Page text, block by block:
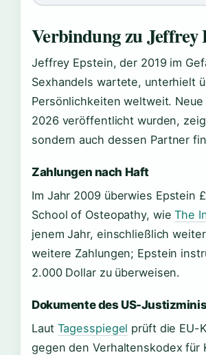
Verbindung zu Jeffrey
Jeffrey Epstein, der 2019 im
Sexhandels wartete, unterhielt
Persönlichkeiten weltweit.
2026 veröffentlicht wurden,
sondern auch dessen Partner
Zahlungen nach Haft
Im Jahr 2009 überwies Epstein
School of Osteopathy, wieThe
jenem Jahr, einschließlich
weitere Zahlungen; Epstein
2.000 Dollar zu überweisen.
Dokumente des US-
Laut Tagesspiegel prüft die EU-
gegen den Verhaltenskodex für